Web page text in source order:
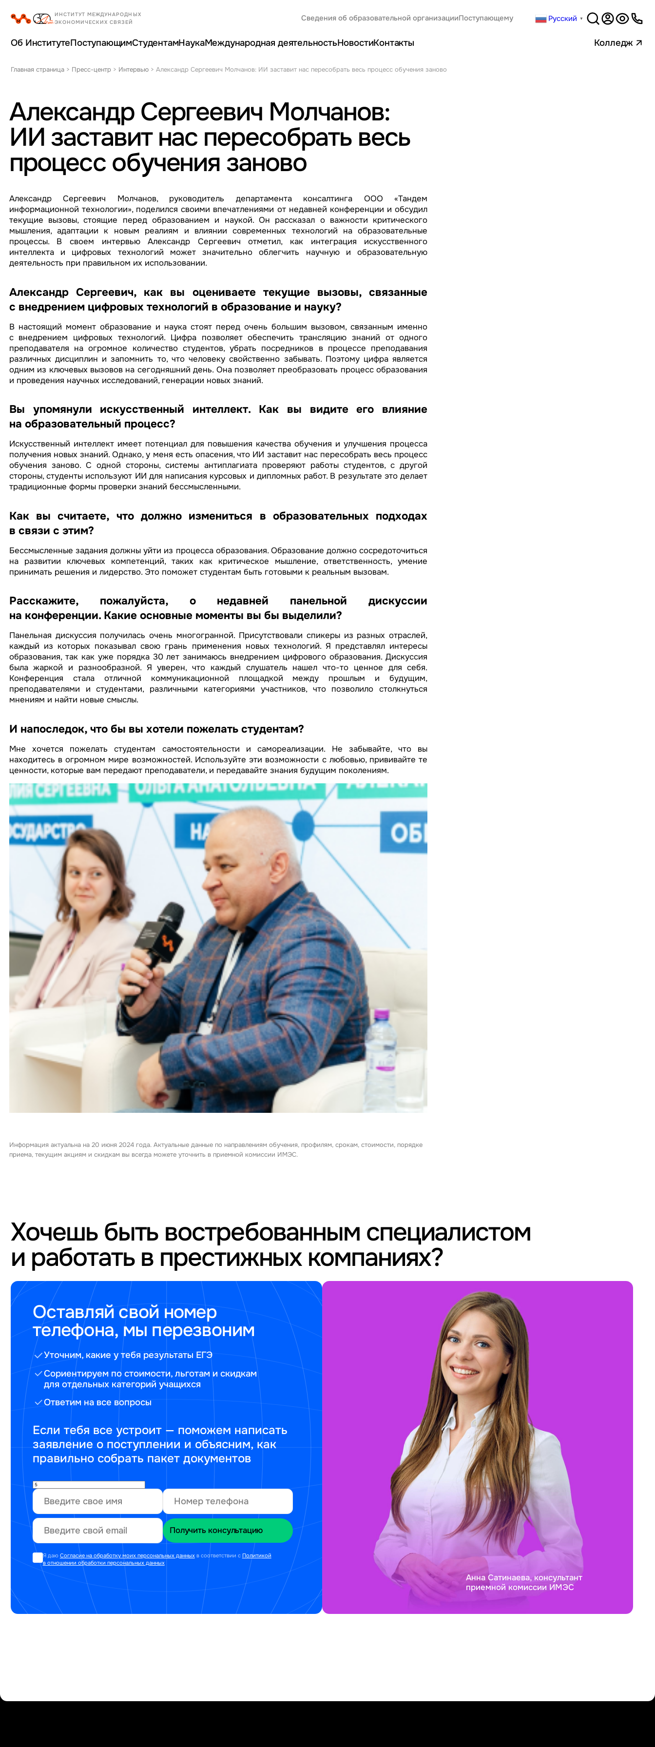
Сведения об образовательной организацииПоступающему Русский ▼
Версия
для
Об ИнститутеПоступающимСтудентамНаукаМеждународная деятельностьНовостиКонтакты Колледж
Главная страница > Пресс-центр > Интервью >Александр Сергеевич Молчанов: ИИ заставит нас пересобрать весь процесс обучения заново
Александр Сергеевич Молчанов:
ИИ заставит нас пересобрать весь
процесс обучения заново
Александр Сергеевич Молчанов, руководитель департамента консалтинга ООО «Тандем
информационной технологии», поделился своими впечатлениями от недавней конференции и обсудил
текущие вызовы, стоящие перед образованием и наукой. Он рассказал о важности критического
мышления, адаптации к новым реалиям и влиянии современных технологий на образовательные
процессы. В своем интервью Александр Сергеевич отметил, как интеграция искусственного
интеллекта и цифровых технологий может значительно облегчить научную и образовательную
деятельность при правильном их использовании.
Александр Сергеевич, как вы оцениваете текущие вызовы, связанные
с внедрением цифровых технологий в образование и науку?
В настоящий момент образование и наука стоят перед очень большим вызовом, связанным именно
с внедрением цифровых технологий. Цифра позволяет обеспечить трансляцию знаний от одного
преподавателя на огромное количество студентов, убрать посредников в процессе преподавания
различных дисциплин и запомнить то, что человеку свойственно забывать. Поэтому цифра является
одним из ключевых вызовов на сегодняшний день. Она позволяет преобразовать процесс образования
и проведения научных исследований, генерации новых знаний.
Вы упомянули искусственный интеллект. Как вы видите его влияние
на образовательный процесс?
Искусственный интеллект имеет потенциал для повышения качества обучения и улучшения процесса
получения новых знаний. Однако, у меня есть опасения, что ИИ заставит нас пересобрать весь процесс
обучения заново. С одной стороны, системы антиплагиата проверяют работы студентов, с другой
стороны, студенты используют ИИ для написания курсовых и дипломных работ. В результате это делает
традиционные формы проверки знаний бессмысленными.
Как вы считаете, что должно измениться в образовательных подходах
в связи с этим?
Бессмысленные задания должны уйти из процесса образования. Образование должно сосредоточиться
на развитии ключевых компетенций, таких как критическое мышление, ответственность, умение
принимать решения и лидерство. Это поможет студентам быть готовыми к реальным вызовам.
Расскажите, пожалуйста, о недавней панельной дискуссии
на конференции. Какие основные моменты вы бы выделили?
Панельная дискуссия получилась очень многогранной. Присутствовали спикеры из разных отраслей,
каждый из которых показывал свою грань применения новых технологий. Я представлял интересы
образования, так как уже порядка 30 лет занимаюсь внедрением цифрового образования. Дискуссия
была жаркой и разнообразной. Я уверен, что каждый слушатель нашел что-то ценное для себя.
Конференция стала отличной коммуникационной площадкой между прошлым и будущим,
преподавателями и студентами, различными категориями участников, что позволило столкнуться
мнениям и найти новые смыслы.
И напоследок, что бы вы хотели пожелать студентам?
Мне хочется пожелать студентам самостоятельности и самореализации. Не забывайте, что вы
находитесь в огромном мире возможностей. Используйте эти возможности с любовью, прививайте те
ценности, которые вам передают преподаватели, и передавайте знания будущим поколениям.
Информация актуальна на 20 июня 2024 года. Актуальные данные по направлениям обучения, профилям, срокам, стоимости, порядке
приема, текущим акциям и скидкам вы всегда можете уточнить в приемной комиссии ИМЭС.
Хочешь быть востребованным специалистом
и работать в престижных компаниях?
Оставляй свой номер
телефона, мы перезвоним
Уточним, какие у тебя результаты ЕГЭ
Сориентируем по стоимости, льготам и скидкам
для отдельных категорий учащихся
Ответим на все вопросы
Если тебя все устроит — поможем написать
заявление о поступлении и объясним, как
правильно собрать пакет документов
Я даю Согласие на обработку моих персональных данныхв соответствии с Политикой
в отношении обработки персональных данных
Анна Сатинаева, консультант
приемной комиссии ИМЭС